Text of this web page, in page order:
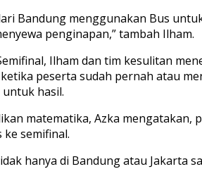
Bandung menggunakan Bus
penginapan,” tambah Ilham.
Ilham dan tim kesulitan
peserta sudah pernah atau
hasil.
matematika, Azka
semifinal.
hanya di Bandung atau